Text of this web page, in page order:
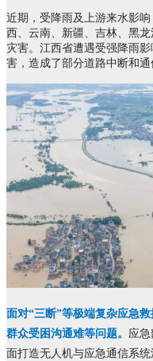
近期，受降雨及上游来水影
西、云南、新疆、吉林、黑龙
灾害。江西省遭遇受强降雨
害，造成了部分道路中断和通
面对“三断”等极端复杂应急
群众受困沟通难等问题。 应
面打造无人机与应急通信系